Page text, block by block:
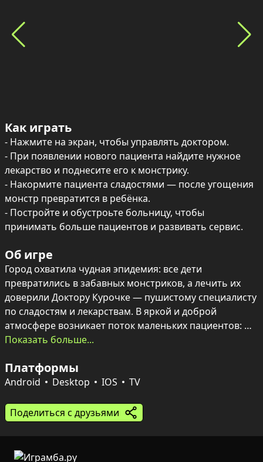
Как играть
- Нажмите на экран, чтобы управлять доктором.
- При появлении нового пациента найдите нужное
лекарство и поднесите его к монстрику.
- Накормите пациента сладостями — после угощения
монстр превратится в ребёнка.
- Постройте и обустроьте больницу, чтобы
принимать больше пациентов и развивать сервис.
Об игре
Город охватила чудная эпидемия: все дети
превратились в забавных монстриков, а лечить их
доверили Доктору Курочке — пушистому специалисту
по сладостям и лекарствам. В яркой и доброй
атмосфере возникает поток маленьких пациентов:
нужно быстро находить нужные средства и
детьми.
Игровой процесс прост и динамичен: тапами по
очереди, а животные-врачи заботливо лечат и
угощают. Игра сочетает казуальный ритм и милую
лёгких развлекательных игр.
Показать больше...
Платформы
Android Desktop IOS TV
Поделиться с друзьями